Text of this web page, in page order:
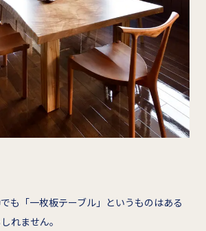
も「一枚板テーブル」というものはある
れません。